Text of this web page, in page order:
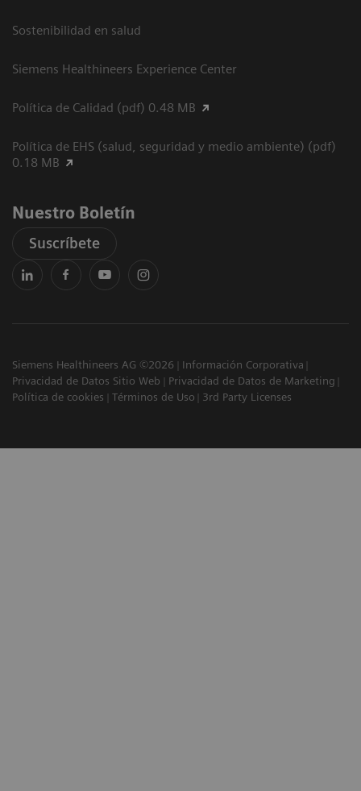
Sostenibilidad en salud
Siemens Healthineers Experience Center
Política de Calidad (pdf) 0.48 MB
Política de EHS (salud, seguridad y medio ambiente) (pdf)
0.18 MB
Nuestro Boletín
Suscríbete
Siemens Healthineers AG ©2026
Información Corporativa
Privacidad de Datos Sitio Web
Privacidad de Datos de Marketing
Política de cookies
Términos de Uso 3rd Party Licenses